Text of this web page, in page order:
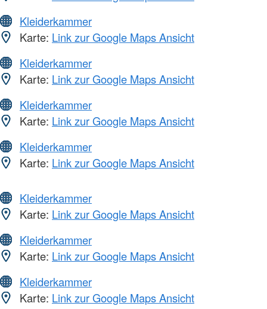
Kleiderkammer
Karte: Link zur Google Maps Ansicht
Kleiderkammer
Karte: Link zur Google Maps Ansicht
Kleiderkammer
Karte: Link zur Google Maps Ansicht
Kleiderkammer
Karte: Link zur Google Maps Ansicht
Kleiderkammer
Karte: Link zur Google Maps Ansicht
Kleiderkammer
Karte: Link zur Google Maps Ansicht
Kleiderkammer
Karte: Link zur Google Maps Ansicht